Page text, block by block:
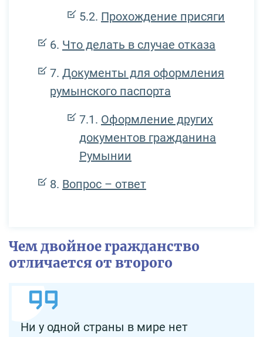
Прохождение присяги
Что делать в случае отказа
Документы для оформления
румынского паспорта
Оформление других
документов гражданина
Румынии
Вопрос – ответ
Чем двойное гражданство
отличается от второго
Ни у одной страны в мире нет